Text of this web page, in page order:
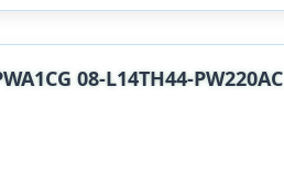
08-L14TH44-PW220AC